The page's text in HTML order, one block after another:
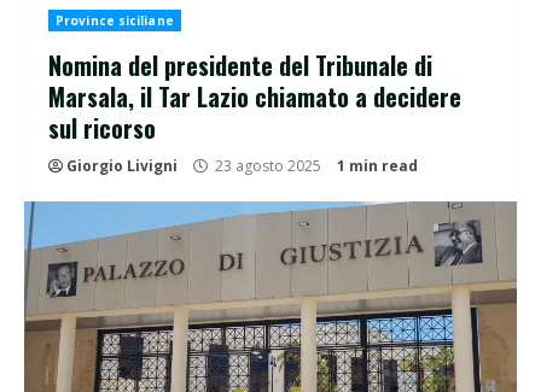
Province siciliane
Nomina del presidente del Tribunale di
Marsala, il Tar Lazio chiamato a decidere
sul ricorso
Giorgio Livigni 23 agosto 2025 1 min read